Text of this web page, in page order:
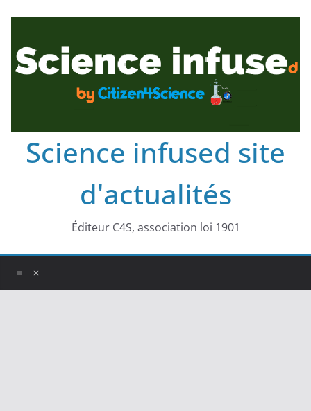
Science infused site
d'actualités
Éditeur C4S, association loi 1901